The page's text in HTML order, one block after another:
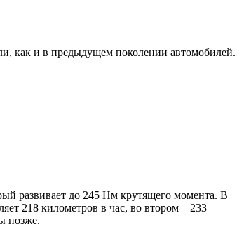
как и в предыдущем поколении автомобилей.
развивает до 245 Нм крутящего момента. В
218 километров в час, во втором – 233
позже.